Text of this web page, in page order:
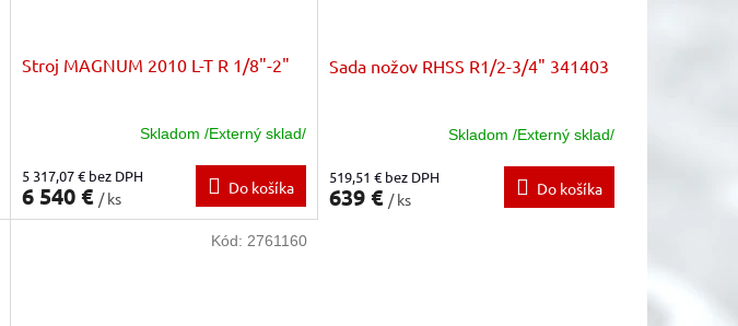
Stroj MAGNUM 2010 L-T R 1/8"-2"
Skladom /Externý sklad/
5 317,07 € bez DPH
6 540 € / ks
Do košíka
Sada nožov RHSS R1/2-3/4" 341403
Skladom /Externý sklad/
519,51 € bez DPH
639 € / ks
Do košíka
Kód: 2761160